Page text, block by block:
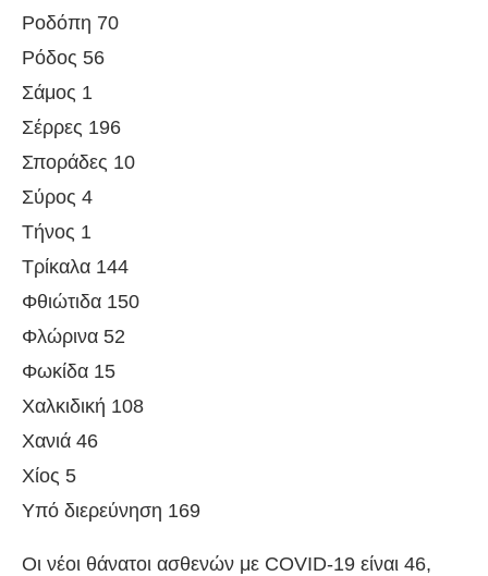
Ροδόπη 70
Ρόδος 56
Σάμος 1
Σέρρες 196
Σποράδες 10
Σύρος 4
Τήνος 1
Τρίκαλα 144
Φθιώτιδα 150
Φλώρινα 52
Φωκίδα 15
Χαλκιδική 108
Χανιά 46
Χίος 5
Υπό διερεύνηση 169
Οι νέοι θάνατοι ασθενών με COVID-19 είναι 46,